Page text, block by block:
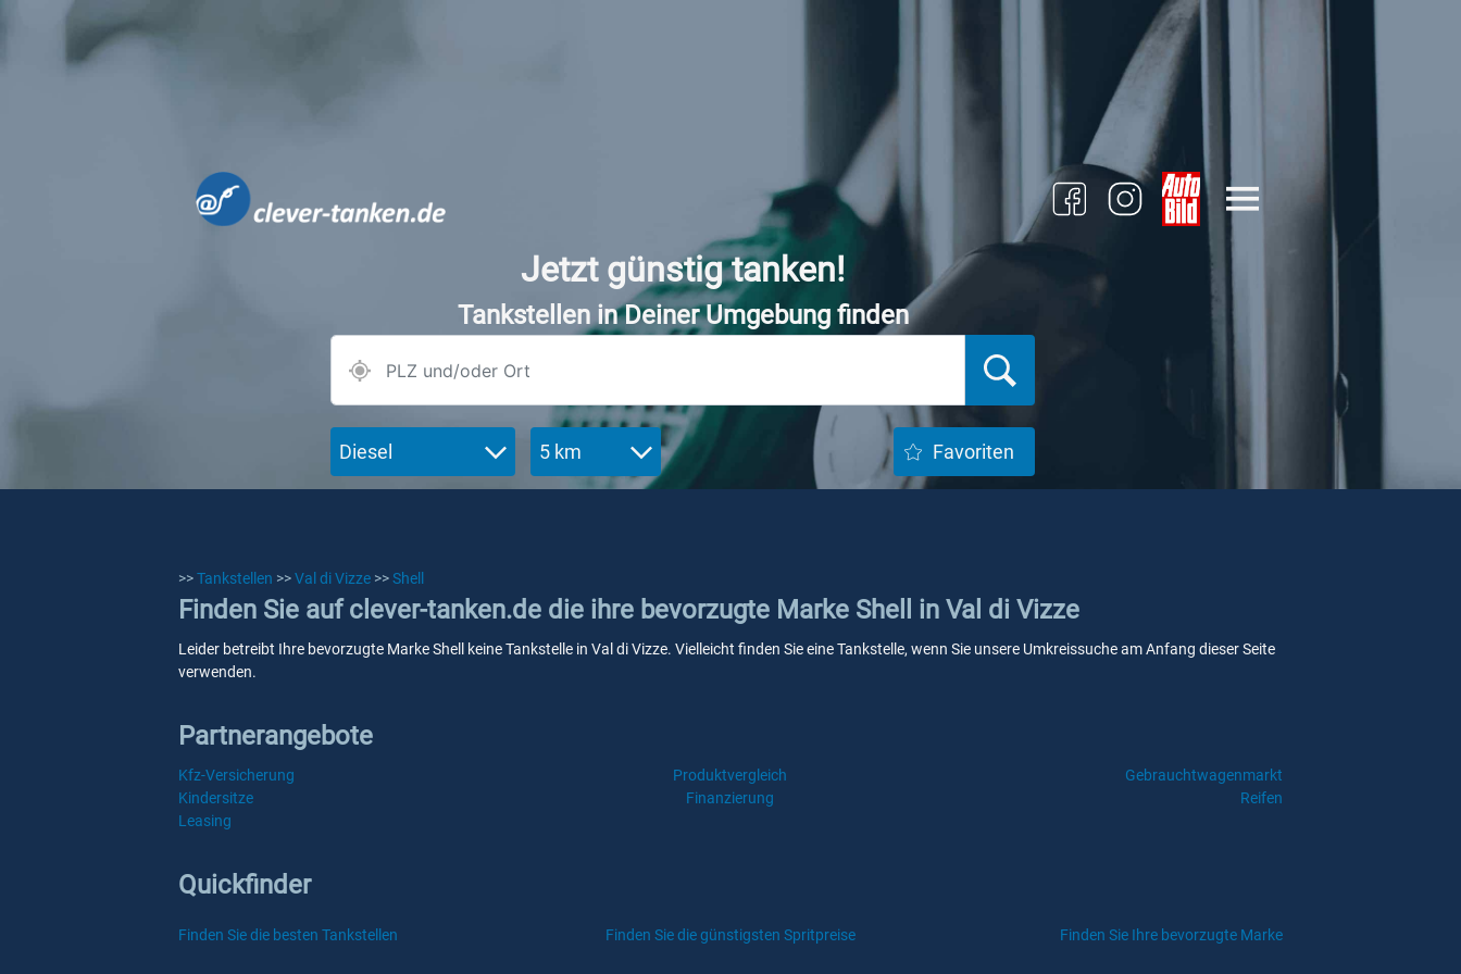
Jetzt günstig tanken!
Tankstellen in Deiner Umgebung finden
Diesel 5 km Favoriten
>>Tankstellen >>Val di Vizze >>Shell
Finden Sie auf clever-tanken.de die ihre bevorzugte Marke Shell in Val di Vizze
Leider betreibt Ihre bevorzugte Marke Shell keine Tankstelle in Val di Vizze. Vielleicht finden Sie eine Tankstelle, wenn Sie unsere Umkreissuche am Anfang dieser Seite
verwenden.
Partnerangebote
Kfz-Versicherung Produktvergleich
Gebrauchtwagenmarkt
Kindersitze
Finanzierung
Reifen
Leasing
Quickfinder
Finden Sie die besten Tankstellen Finden Sie die günstigsten Spritpreise Finden Sie Ihre bevorzugte Marke